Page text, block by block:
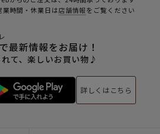
時間・休業日は店舗情報をご覧ください
最新情報をお届け！
て、楽しいお買い物♪
詳しくはこちら